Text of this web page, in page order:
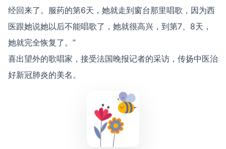
经回来了。服药的第6天，她就走到窗台那里唱歌，因为西
医跟她说她以后不能唱歌了，她就很高兴，到第7、8天，
她就完全恢复了。”
喜出望外的歌唱家，接受法国晚报记者的采访，传扬中医治
好新冠肺炎的美名。